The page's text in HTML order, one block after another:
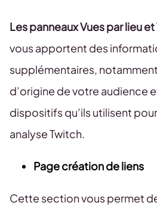
Les panneaux Vues par lieu
vous apportent des
supplémentaires,
d’origine de votre audience
dispositifs qu’ils utilisent
analyse Twitch.
Page création de liens
Cette section vous permet